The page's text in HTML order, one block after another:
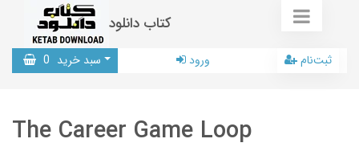
کتاب دانلود
سبد خرید 0 ورود ثبت‌نام
The Career Game Loop